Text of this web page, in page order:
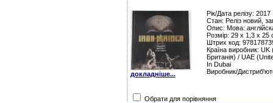
докладніше...
Рік/Дата релізу: 2017
Стан: Реліз новий,
Опис: Мова:
Розмір: 29 x 1,3 x 25
Штрих код:
Країна виробник:
Британія) / UAE
In Dubai
Виробник/
Обрати для порівняння